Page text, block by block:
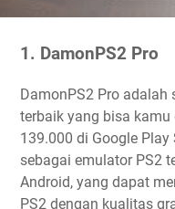
1. DamonPS2 Pro
DamonPS2 Pro adalah
terbaik yang bisa
139.000 di Google
sebagai emulator PS2
Android, yang dapat
PS2 dengan kualitas